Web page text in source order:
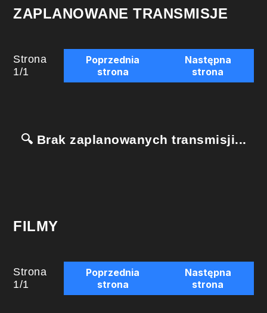
ZAPLANOWANE TRANSMISJE
Strona
1/1
Poprzednia
strona
Następna
strona
🔍 Brak zaplanowanych transmisji...
FILMY
Strona
1/1
Poprzednia
strona
Następna
strona